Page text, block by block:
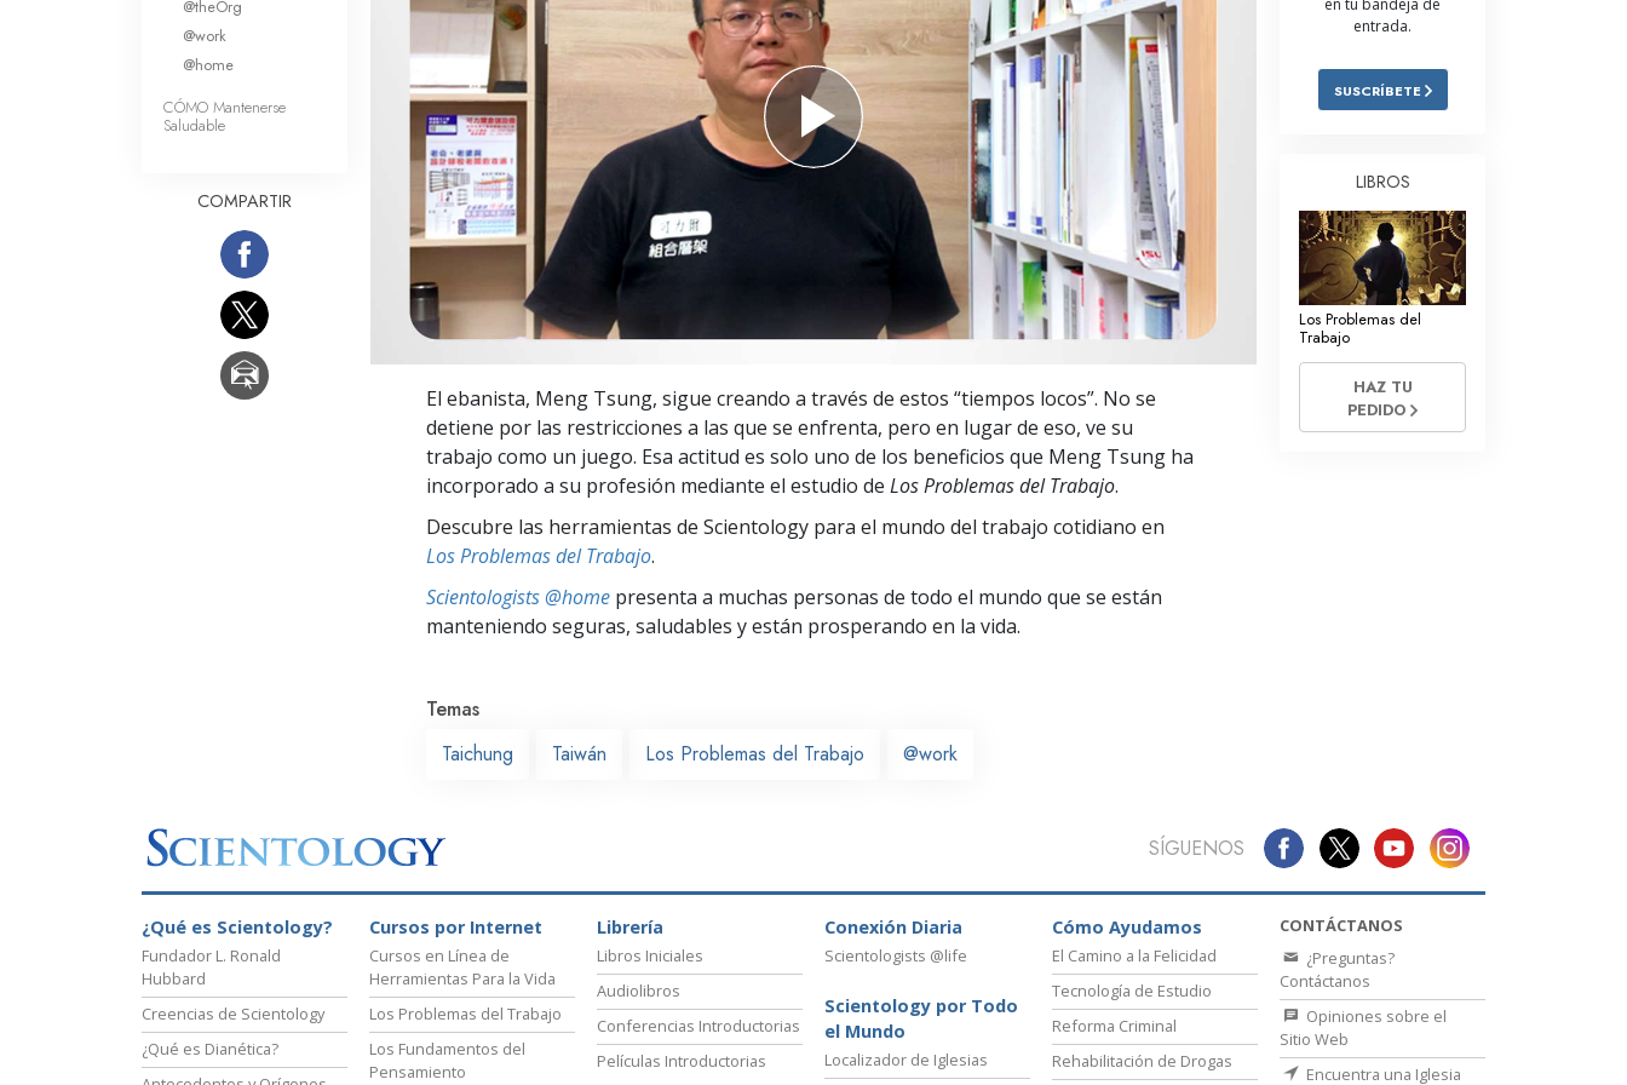
Amor y Odio: ¿Qué es Grandeza?
Respuestas a las Drogas
La Causa de la Supresión
Investigaciones
Los Fundamentos de la Organización
Los Fundamentos de las Relaciones
El ebanista, Meng Tsung, sigue creando a través de estos “tiempos locos”. No se
detiene por las restricciones a las que se enfrenta, pero en lugar de eso, ve su
trabajo como un juego. Esa actitud es solo uno de los beneficios que Meng Tsung ha
incorporado a su profesión mediante el estudio de Los Problemas del Trabajo.
Descubre las herramientas de Scientology para el mundo del trabajo cotidiano en
Los Problemas del Trabajo.
Scientologists @home presenta a muchas personas de todo el mundo que se están
manteniendo seguras, saludables y están prosperando en la vida.
Temas
Taichung
Taiwán Los Problemas del Trabajo @work
@theOrg
@work
@home
CÓMO Mantenerse
Saludable
COMPARTIR
en tu bandeja de
entrada.
SUSCRÍBETE
LIBROS
Los Problemas del
Trabajo
HAZ TU
PEDIDO
SÍGUENOS
¿Qué es Scientology?
Fundador L. Ronald
Hubbard
Creencias de Scientology
¿Qué es Dianética?
Cursos por Internet
Cursos en Línea de
Herramientas Para la Vida
Los Problemas del Trabajo
Los Fundamentos del
Pensamiento
Librería
Libros Iniciales
Audiolibros
Conferencias Introductorias
Películas Introductorias
Conexión Diaria
Scientologists @life
Scientology por Todo
el Mundo
Localizador de Iglesias
Cómo Ayudamos
El Camino a la Felicidad
Tecnología de Estudio
Reforma Criminal
Rehabilitación de Drogas
CONTÁCTANOS
¿Preguntas?
Contáctanos
Opiniones sobre el
Sitio Web
Encuentra una Iglesia